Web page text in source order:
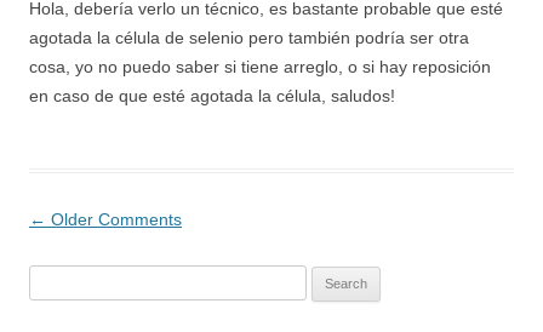
Hola, debería verlo un técnico, es bastante probable que esté
agotada la célula de selenio pero también podría ser otra
cosa, yo no puedo saber si tiene arreglo, o si hay reposición
en caso de que esté agotada la célula, saludos!
Comment
← Older Comments